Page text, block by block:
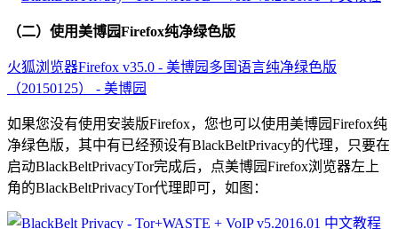
（二）使用美博园Firefox纯净绿色版
火狐浏览器Firefox v35.0 - 美博园多国语言纯净绿色版
（20150125） - 美博园
如果您没有使用安装版Firefox，您也可以使用美博园Firefox纯
净绿色版，其中有已经预设有BlackBeltPrivacy的代理，只要在
启动BlackBeltPrivacyTor完成后，点美博园Firefox浏览器左上
角的BlackBeltPrivacyTor代理即可，如图：